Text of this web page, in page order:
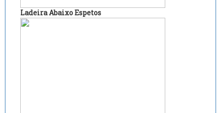
Ladeira Abaixo Espetos